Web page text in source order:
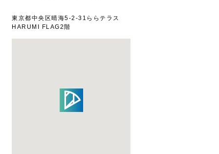
東京都中央区晴海5‐2‐31ららテラス
HARUMI FLAG2階